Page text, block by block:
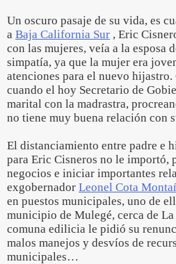
Un oscuro pasaje de su vida, es
a Baja California Sur , Eric
con las mujeres, veía a la esposa
simpatía, ya que la mujer era
atenciones para el nuevo hijastro.
cuando el hoy Secretario de
marital con la madrastra,
no tiene muy buena relación con
El distanciamiento entre padre e
para Eric Cisneros no le importó,
negocios e iniciar importantes
exgobernador Leonel Cota
en puestos municipales, uno de
municipio de Mulegé, cerca de La
comuna edilicia le pidió su
malos manejos y desvíos de
municipales…